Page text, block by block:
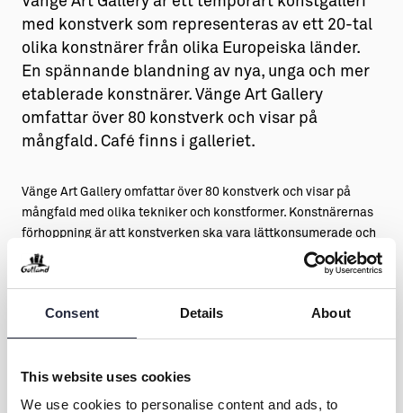
Consent Details About
This website uses cookies
We use cookies to personalise content and ads, to
med konstverk som representeras av ett 20-tal
olika konstnärer från olika Europeiska länder.
En spännande blandning av nya, unga och mer
etablerade konstnärer. Vänge Art Gallery
omfattar över 80 konstverk och visar på
mångfald. Café finns i galleriet.
Vänge Art Gallery omfattar över 80 konstverk och visar på
mångfald med olika tekniker och konstformer. Konstnärernas
förhoppning är att konstverken ska vara lättkonsumerade och
tillgängliga för alla. Välkommen till Vänge Bygdegård där ni
även ges möjlighet till fika och smaka frasiga våfflor.
Vi har öppet varje dag från den 5–25 juli, kl 14–19 Vänge
Bygdegård
www.vangeart.se